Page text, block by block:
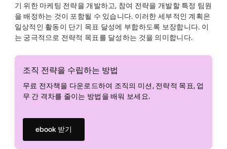
기 위한 마케팅 전략을 개발하고, 참여 전략을 개발할 특정 팀원
을 배정하는 것이 포함될 수 있습니다. 이러한 세부적인 계획은
일상적인 활동이 단기 목표 달성에 부합하도록 보장합니다. 이
는 궁극적으로 전략적 목표를 달성하는 것을 의미합니다.
조직 전략을 수립하는 방법
무료 전자책을 다운로드하여 조직의 미션, 전략적 목표, 업
무 간 격차를 줄이는 방법을 배워 보세요.
ebook 받기